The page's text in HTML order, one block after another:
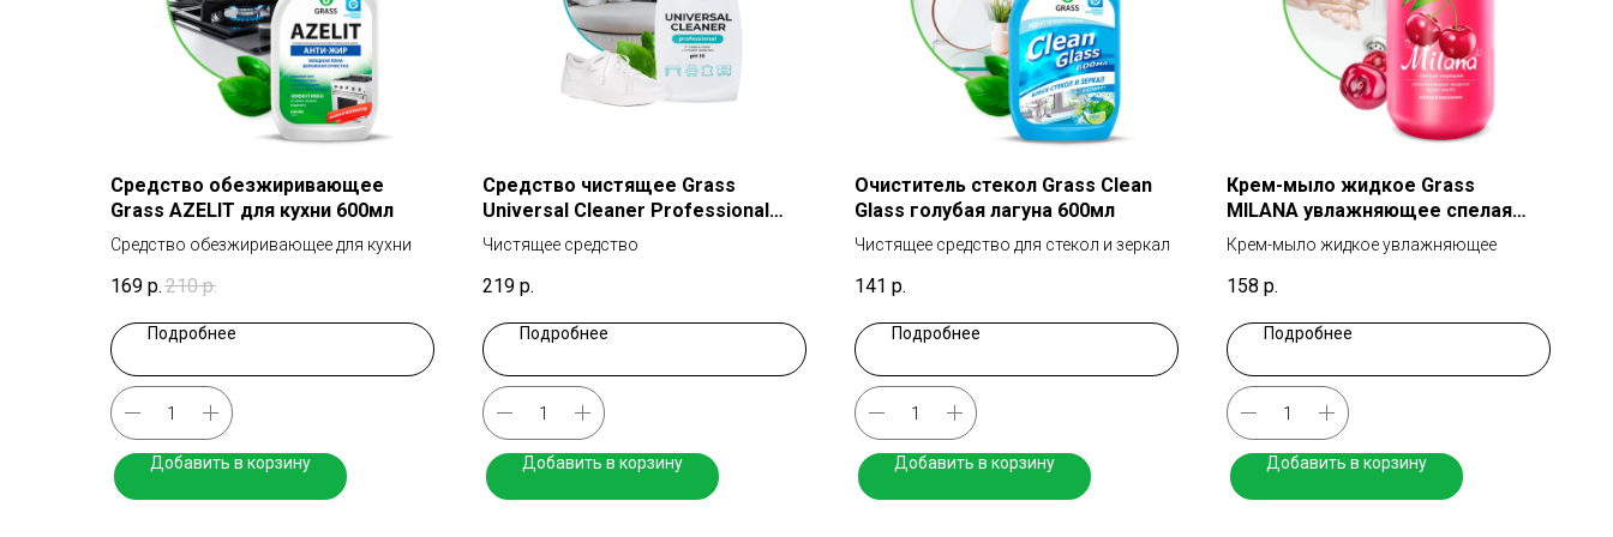
Средство обезжиривающее
Grass AZELIT для кухни 600мл
Средство обезжиривающее для кухни
169 р. 210 р.
Подробнее
Добавить в корзину
Средство чистящее Grass
Universal Cleaner Professional
универсальное 600мл
Чистящее средство
219 р.
Подробнее
Добавить в корзину
Очиститель стекол Grass Clean
Glass голубая лагуна 600мл
Чистящее средство для стекол и зеркал
141 р.
Подробнее
Добавить в корзину
Крем-мыло жидкое Grass
MILANA увлажняющее спелая
черешня 1000мл
Крем-мыло жидкое увлажняющее
158 р.
Подробнее
Добавить в корзину